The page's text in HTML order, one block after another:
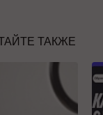
ТАКЖЕ